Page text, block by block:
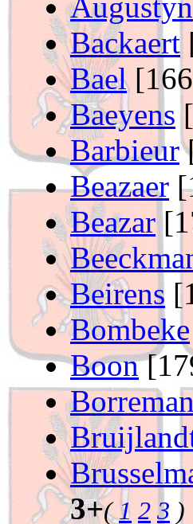
Augustyn
Backaert
Bael
Baeyens
Barbieur
Beazaer
Beazar
Beirens
Bombeke
Boon
3+(1 2 3 )